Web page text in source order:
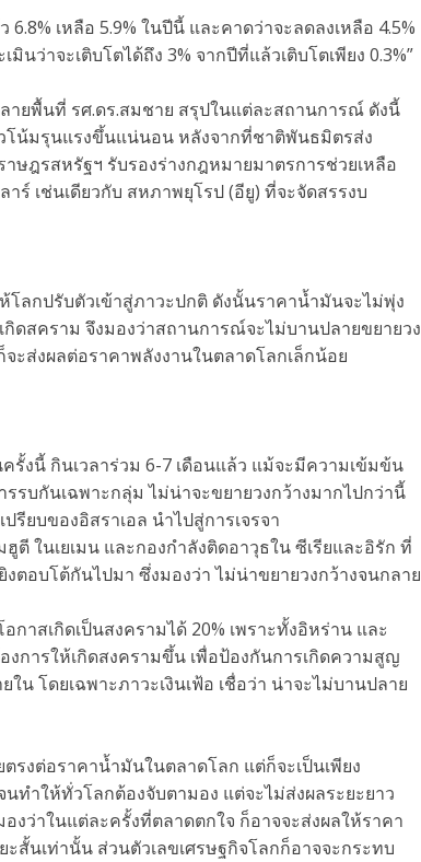
เหลือ 5.9% ในปีนี้ และคาดว่าจะลดลงเหลือ 4.5%
ว่าจะเติบโตได้ถึง 3% จากปีที่แล้วเติบโตเพียง 0.3%”
ยพื้นที่ รศ.ดร.สมชาย สรุปในแต่ละสถานการณ์ ดังนี้
โน้มรุนแรงขึ้นแน่นอน หลังจากที่ชาติพันธมิตรส่ง
ฎรสหรัฐฯ รับรองร่างกฎหมายมาตรการช่วยเหลือ
ร์ เช่นเดียวกับ สหภาพยุโรป (อียู) ที่จะจัดสรรงบ
โลกปรับตัวเข้าสู่ภาวะปกติ ดังนั้นราคาน้ำมันจะไม่พุ่ง
ดสคราม จึงมองว่าสถานการณ์จะไม่บานปลายขยายวง
ะส่งผลต่อราคาพลังงานในตลาดโลกเล็กน้อย
งนี้ กินเวลาร่วม 6-7 เดือนแล้ว แม้จะมีความเข้มข้น
รบกันเฉพาะกลุ่ม ไม่น่าจะขยายวงกว้างมากไปกว่านี้
รียบของอิสราเอล นำไปสู่การเจรจา
ในเยเมน และกองกำลังติดอาวุธใน ซีเรียและอิรัก ที่
ตอบโต้กันไปมา ซึ่งมองว่า ไม่น่าขยายวงกว้างจนกลาย
าสเกิดเป็นสงครามได้ 20% เพราะทั้งอิหร่าน และ
การให้เกิดสงครามขึ้น เพื่อป้องกันการเกิดความสูญ
น โดยเฉพาะภาวะเงินเฟ้อ เชื่อว่า น่าจะไม่บานปลาย
งต่อราคาน้ำมันในตลาดโลก แต่ก็จะเป็นเพียง
ำให้ทั่วโลกต้องจับตามอง แต่จะไม่ส่งผลระยะยาว
ว่าในแต่ละครั้งที่ตลาดตกใจ ก็อาจจะส่งผลให้ราคา
สั้นเท่านั้น ส่วนตัวเลขเศรษฐกิจโลกก็อาจจะกระทบ